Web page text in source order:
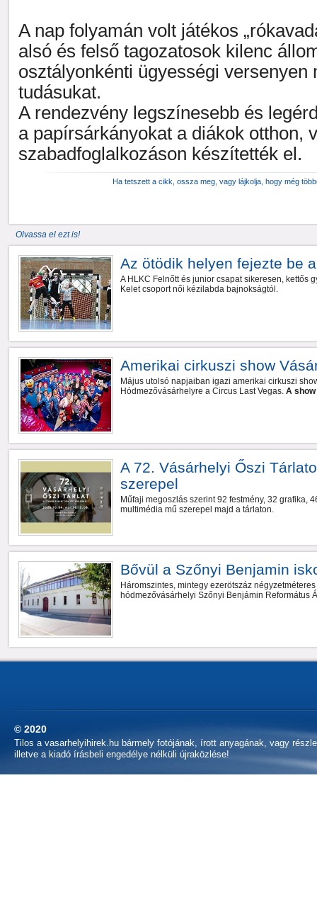
A nap folyamán volt játékos
alsó és felső tagozatosok kilenc
osztályonkénti ügyességi versenyen
tudásukat.
A rendezvény legszínesebb és
a papírsárkányokat a diákok otthon,
szabadfoglalkozáson készítették el.
Ha tetszett a cikk, ossza meg, vagy lájkolja, hogy még
Olvassa el ezt is!
Az ötödik helyen fejezte be
A HLKC Felnőtt és junior csapat sikeresen, kettős
Kelet csoport női kézilabda bajnokságtól.
Amerikai cirkuszi show
Május utolsó napjaiban igazi amerikai cirkuszi
Hódmezővásárhelyre a Circus Last Vegas. A
A 72. Vásárhelyi Őszi
szerepel
Műfaji megoszlás szerint 92 festmény, 32 grafika,
multimédia mű szerepel majd a tárlaton.
Bővül a Szőnyi Benjamin
Háromszintes, mintegy ezerötszáz
hódmezővásárhelyi Szőnyi Benjámin Református
© 2020
Tilos a vasarhelyihirek.hu bármely fotójának, írott anyagának, vagy
illetve a kiadó írásbeli engedélye nélküli újraközlése!